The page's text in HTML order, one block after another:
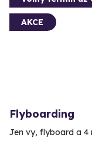
AKCE
Flyboarding
Jen vy, flyboard a 4